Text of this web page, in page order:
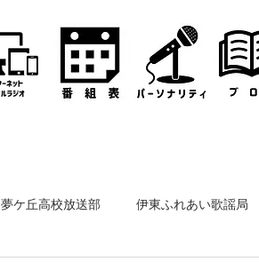
夢ケ丘高校放送部 伊東ふれあい歌謡局